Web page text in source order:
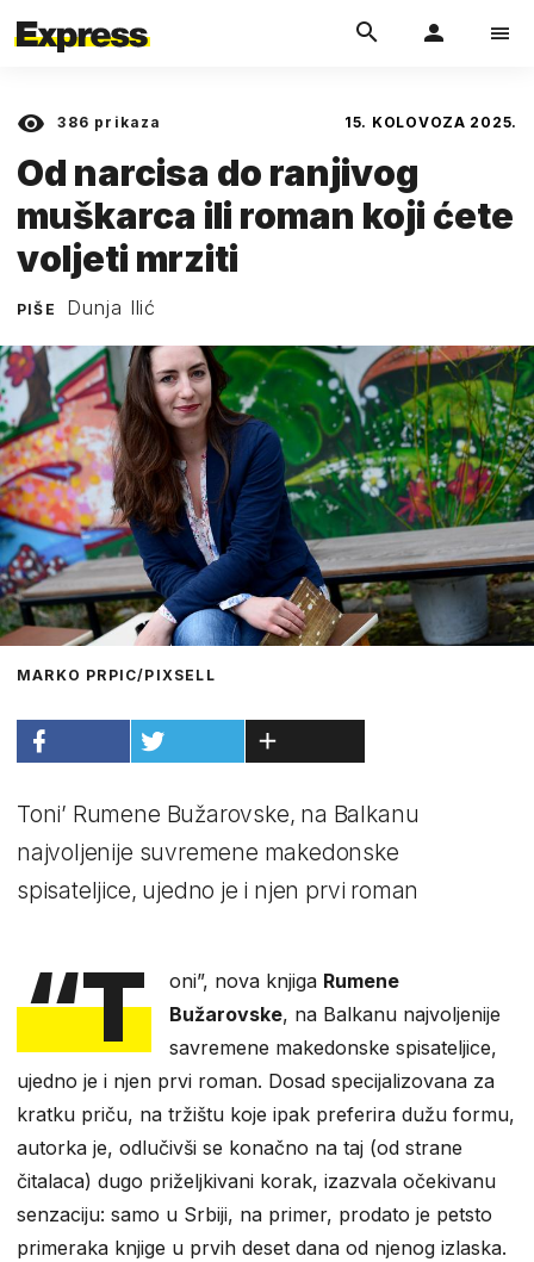
386 prikaza 15. KOLOVOZA 2025.
Od narcisa do ranjivog
muškarca ili roman koji ćete
voljeti mrziti
PIŠE Dunja Ilić
MARKO PRPIC/PIXSELL
Toni’ Rumene Bužarovske, na Balkanu
najvoljenije suvremene makedonske
spisateljice, ujedno je i njen prvi roman
“T oni”, nova knjiga Rumene
Bužarovske, na Balkanu najvoljenije
savremene makedonske spisateljice,
ujedno je i njen prvi roman. Dosad specijalizovana za
kratku priču, na tržištu koje ipak preferira dužu formu,
autorka je, odlučivši se konačno na taj (od strane
čitalaca) dugo priželjkivani korak, izazvala očekivanu
senzaciju: samo u Srbiji, na primer, prodato je petsto
primeraka knjige u prvih deset dana od njenog izlaska.